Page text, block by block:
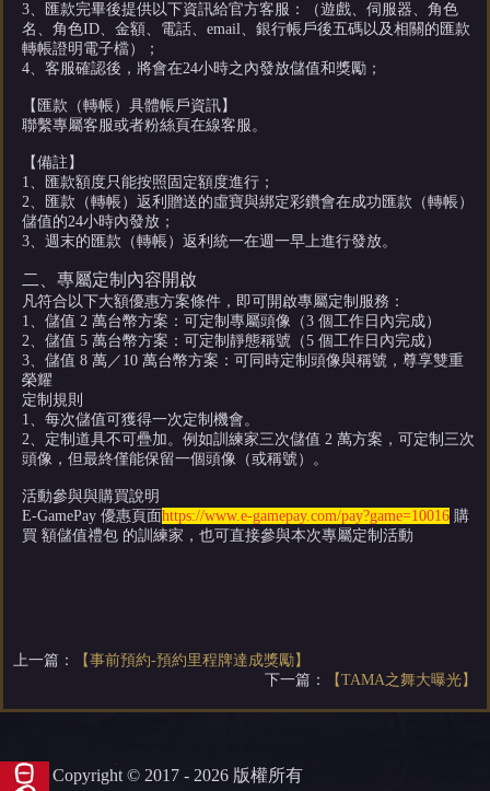
3、匯款完畢後提供以下資訊給官方客服：（遊戲、伺服器、角色
名、角色ID、金額、電話、email、銀行帳戶後五碼以及相關的匯款
轉帳證明電子檔）；
4、客服確認後，將會在24小時之內發放儲值和獎勵；
【匯款（轉帳）具體帳戶資訊】
聯繫專屬客服或者粉絲頁在線客服。
【備註】
1、匯款額度只能按照固定額度進行；
2、匯款（轉帳）返利贈送的虛寶與綁定彩鑽會在成功匯款（轉帳）
儲值的24小時內發放；
3、週末的匯款（轉帳）返利統一在週一早上進行發放。
二、專屬定制內容開啟
凡符合以下大額優惠方案條件，即可開啟專屬定制服務：
1、儲值 2 萬台幣方案：可定制專屬頭像（3 個工作日內完成）
2、儲值 5 萬台幣方案：可定制靜態稱號（5 個工作日內完成）
3、儲值 8 萬／10 萬台幣方案：可同時定制頭像與稱號，尊享雙重
榮耀
定制規則
1、每次儲值可獲得一次定制機會。
2、定制道具不可疊加。例如訓練家三次儲值 2 萬方案，可定制三次
頭像，但最終僅能保留一個頭像（或稱號）。
活動參與與購買說明
E-GamePay 優惠頁面https://www.e-gamepay.com/pay?game=10016 購
買額儲值禮包 的訓練家，也可直接參與本次專屬定制活動
上一篇：
【事前預約-預約里程牌達成獎勵】
下一篇：
【TAMA之舞大曝光】
Copyright © 2017 - 2026 版權所有